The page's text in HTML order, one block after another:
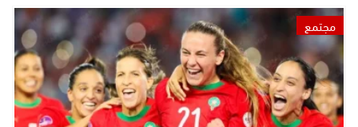
مجتمع